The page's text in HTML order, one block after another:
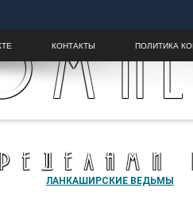
КОНТАКТЫ ПОЛИТИКА
ЛАНКАШИРСКИЕ ВЕДЬМЫ